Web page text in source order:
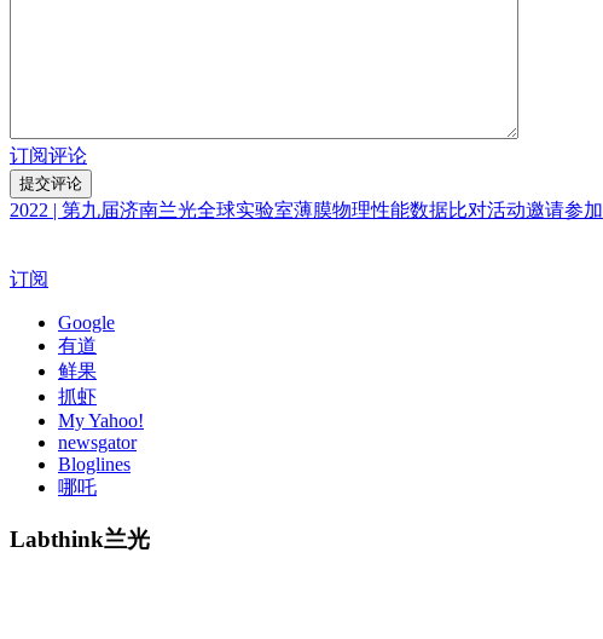
订阅评论
2022 | 第九届济南兰光全球实验室薄膜物理性能数据比对活动邀请参加
订阅
Google
有道
鲜果
抓虾
My Yahoo!
newsgator
Bloglines
哪吒
Labthink兰光